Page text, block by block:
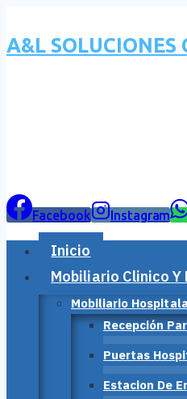
contenido
A&L SOLUCIONES
Facebook Instagram
Inicio
Mobiliario Clinico
Mobiliario
Recepción
Puertas
Estacion De